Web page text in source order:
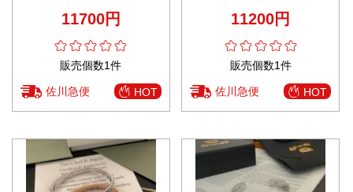
11700円
販売個数1件
佐川急便 HOT
11200円
販売個数1件
佐川急便 HOT